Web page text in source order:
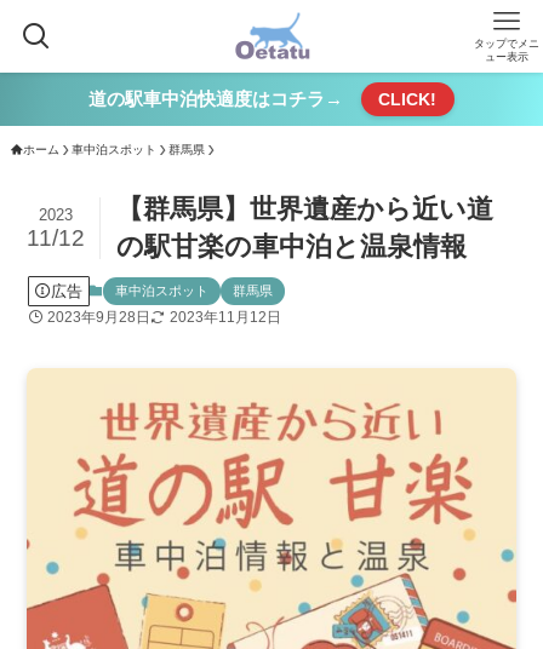
タップでメニ
ュー表示
道の駅車中泊快適度はコチラ→ CLICK!
ホーム 車中泊スポット 群馬県
【群馬県】世界遺産から近い道
の駅甘楽の車中泊と温泉情報
2023
11/12
広告 車中泊スポット 群馬県
2023年9月28日 2023年11月12日